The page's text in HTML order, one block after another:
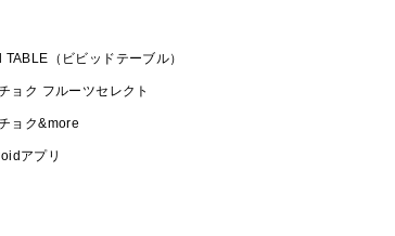
TABLE（ビビッドテーブル）
ョク フルーツセレクト
ョク&more
アプリ